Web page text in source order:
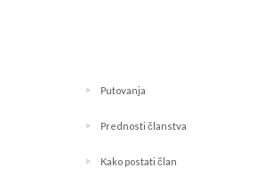
Putovanja
Prednosti članstva
Kako postati član